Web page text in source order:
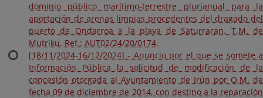
dominio público marítimo-terrestre plurianual para la
aportación de arenas limpias procedentes del dragado del
puerto de Ondarroa a la playa de Saturraran. T.M. de
Mutriku. Ref.: AUT02/24/20/0174.
[18/11/2024-16/12/2024] - Anuncio por el que se somete a
Información Pública la solicitud de modificación de la
concesión otorgada al Ayuntamiento de Irún por O.M. de
fecha 09 de diciembre de 2014, con destino a la reparación